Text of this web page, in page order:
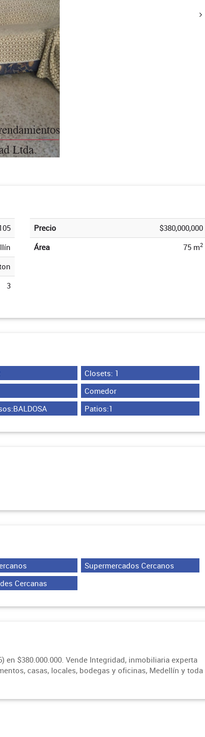
3
Precio
$380,000,000
Área
75 m2
Closets: 1
Comedor
Patios:1
Supermercados Cercanos
Cercanas
$380.000.000. Vende Integridad, inmobiliaria experta
casas, locales, bodegas y oficinas, Medellín y toda